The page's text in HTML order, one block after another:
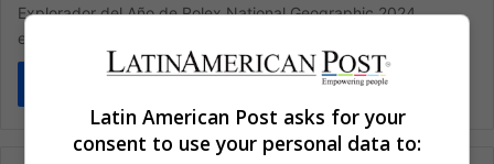
Explorador del Año de Rolex National Geographic 2024,
encarnando a un…
Latin American Post asks for your
consent to use your personal data to: